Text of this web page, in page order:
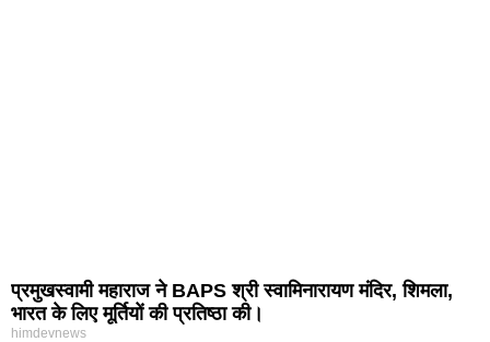
प्रमुखस्वामी महाराज ने BAPS श्री स्वामिनारायण मंदिर, शिमला,
भारत के लिए मूर्तियों की प्रतिष्ठा की।
himdevnews